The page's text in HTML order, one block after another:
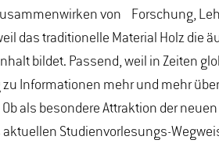
von Forschung,
das traditionelle Material Holz die
bildet. Passend, weil in Zeiten
Informationen mehr und mehr
als besondere Attraktion der
Studienvorlesungs-